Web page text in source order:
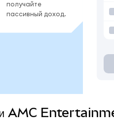
получайте
пассивный доход.
AMC